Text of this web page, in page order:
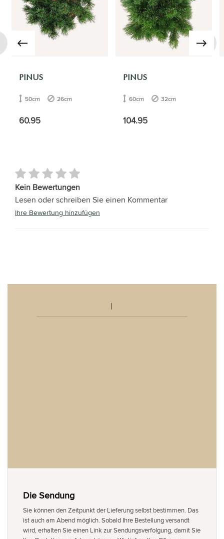
PINUS
50cm 26cm
60.95
PINUS
60cm 32cm
104.95
›
Kein Bewertungen
Lesen oder schreiben Sie einen Kommentar
Ihre Bewertung hinzufügen
Die Sendung
Sie können den Zeitpunkt der Lieferung selbst bestimmen. Das
ist auch am Abend möglich. Sobald Ihre Bestellung versandt
wird, erhalten Sie einen Link zur Sendungsverfolgung, damit Sie